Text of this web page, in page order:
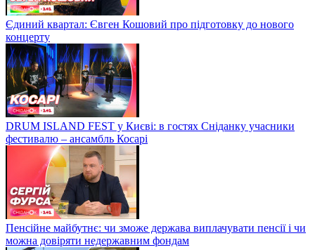
Єдиний квартал: Євген Кошовий про підготовку до нового
концерту
DRUM ISLAND FEST у Києві: в гостях Сніданку учасники
фестивалю – ансамбль Косарі
Пенсійне майбутнє: чи зможе держава виплачувати пенсії і чи
можна довіряти недержавним фондам